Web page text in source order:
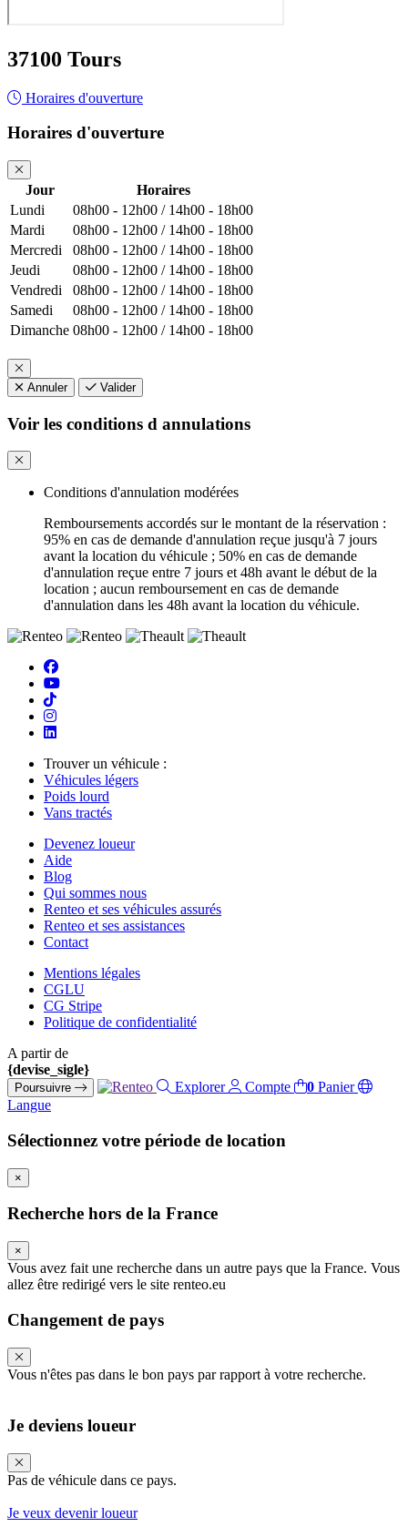
37100 Tours
Horaires d'ouverture
Horaires d'ouverture
Jour
Horaires
Lundi
08h00 - 12h00 / 14h00 - 18h00
Mardi
08h00 - 12h00 / 14h00 - 18h00
Mercredi
08h00 - 12h00 / 14h00 - 18h00
Jeudi
08h00 - 12h00 / 14h00 - 18h00
Vendredi
08h00 - 12h00 / 14h00 - 18h00
Samedi
08h00 - 12h00 / 14h00 - 18h00
Dimanche 08h00 - 12h00 / 14h00 - 18h00
Annuler Valider
Voir les conditions d annulations
Conditions d'annulation modérées
Remboursements accordés sur le montant de la réservation :
95% en cas de demande d'annulation reçue jusqu'à 7 jours
avant la location du véhicule ; 50% en cas de demande
d'annulation reçue entre 7 jours et 48h avant le début de la
location ; aucun remboursement en cas de demande
d'annulation dans les 48h avant la location du véhicule.
Trouver un véhicule :
Véhicules légers
Poids lourd
Vans tractés
Devenez loueur
Aide
Blog
Qui sommes nous
Renteo et ses véhicules assurés
Renteo et ses assistances
Contact
Mentions légales
CGLU
CG Stripe
Politique de confidentialité
A partir de
{devise_sigle}
Poursuivre Explorer Compte 0 Panier
Langue
Sélectionnez votre période de location
×
Recherche hors de la France
×
Vous avez fait une recherche dans un autre pays que la France. Vous
allez être redirigé vers le site renteo.eu
Changement de pays
Vous n'êtes pas dans le bon pays par rapport à votre recherche.
Je deviens loueur
Pas de véhicule dans ce pays.
Je veux devenir loueur